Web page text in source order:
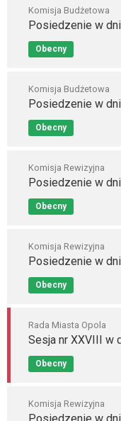
Komisja Budżetowa
Posiedzenie w
Obecny
Komisja Budżetowa
Posiedzenie w
Obecny
Komisja Rewizyjna
Posiedzenie w
Obecny
Komisja Rewizyjna
Posiedzenie w
Obecny
Rada Miasta Opola
Sesja nr XXVIII w
Obecny
Komisja Rewizyjna